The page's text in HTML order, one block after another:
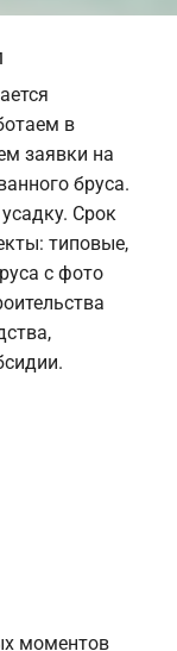
в
заявки на
бруса.
Срок
типовые,
с фото
моментов